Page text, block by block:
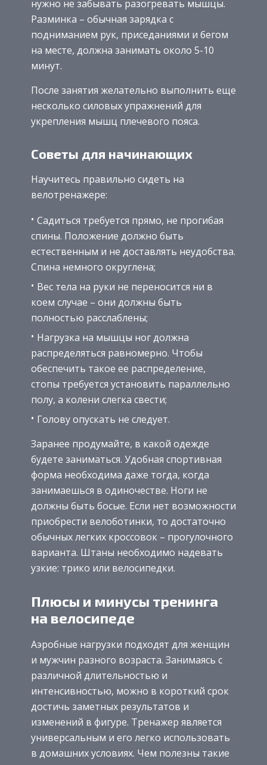
нужно не забывать разогревать мышцы.
Разминка – обычная зарядка с
подниманием рук, приседаниями и бегом
на месте, должна занимать около 5-10
минут.
После занятия желательно выполнить еще
несколько силовых упражнений для
укрепления мышц плечевого пояса.
Советы для начинающих
Научитесь правильно сидеть на
велотренажере:
Садиться требуется прямо, не прогибая
спины. Положение должно быть
естественным и не доставлять неудобства.
Спина немного округлена;
Вес тела на руки не переносится ни в
коем случае – они должны быть
полностью расслаблены;
Нагрузка на мышцы ног должна
распределяться равномерно. Чтобы
обеспечить такое ее распределение,
стопы требуется установить параллельно
полу, а колени слегка свести;
Голову опускать не следует.
Заранее продумайте, в какой одежде
будете заниматься. Удобная спортивная
форма необходима даже тогда, когда
занимаешься в одиночестве. Ноги не
должны быть босые. Если нет возможности
приобрести велоботинки, то достаточно
обычных легких кроссовок – прогулочного
варианта. Штаны необходимо надевать
узкие: трико или велосипедки.
Плюсы и минусы тренинга
на велосипеде
Аэробные нагрузки подходят для женщин
и мужчин разного возраста. Занимаясь с
различной длительностью и
интенсивностью, можно в короткий срок
достичь заметных результатов и
изменений в фигуре. Тренажер является
универсальным и его легко использовать
в домашних условиях. Чем полезны такие